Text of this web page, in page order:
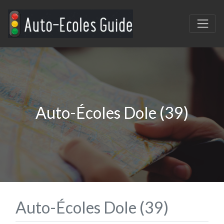
Auto-Écoles Dole (39)
Auto-Écoles Dole (39)